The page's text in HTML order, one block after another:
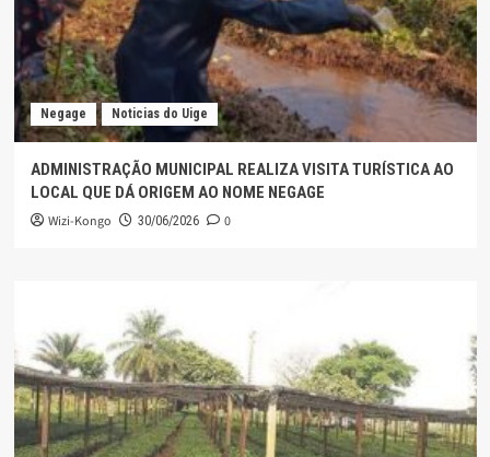
Negage Noticias do Uige
ADMINISTRAÇÃO MUNICIPAL REALIZA VISITA TURÍSTICA AO
LOCAL QUE DÁ ORIGEM AO NOME NEGAGE
Wizi-Kongo 30/06/2026 0